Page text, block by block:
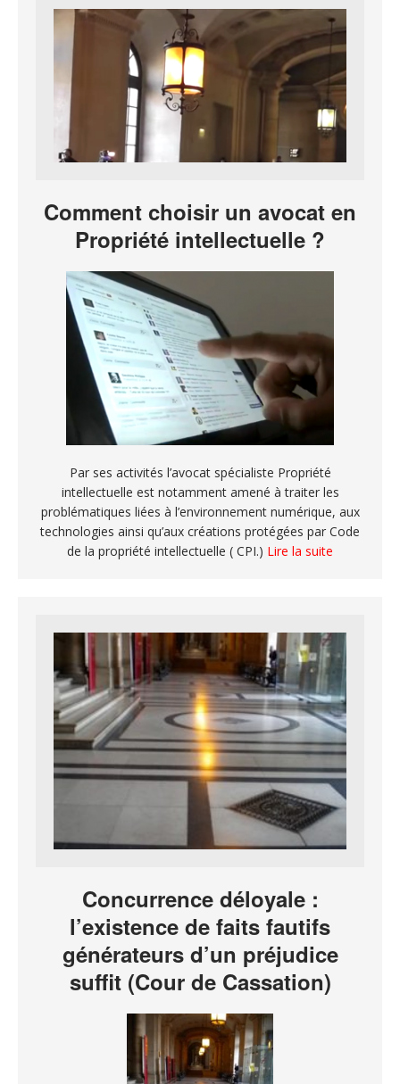
Comment choisir un avocat en
Propriété intellectuelle ?
Par ses activités l’avocat spécialiste Propriété
intellectuelle est notamment amené à traiter les
problématiques liées à l’environnement numérique, aux
technologies ainsi qu’aux créations protégées par Code
de la propriété intellectuelle ( CPI.) Lire la suite
Concurrence déloyale :
l’existence de faits fautifs
générateurs d’un préjudice
suffit (Cour de Cassation)